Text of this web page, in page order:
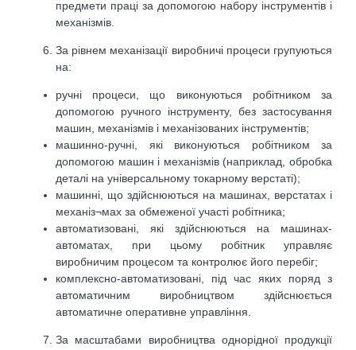
предмети праці за допомогою набору інструментів і
механізмів.
За рівнем механізації виробничі процеси групуються
на:
ручні процеси, що виконуються робітником за
допомогою ручного інструменту, без застосування
машин, механізмів і механізованих інструментів;
машинно-ручні, які виконуються робітником за
допомогою машин і механізмів (наприклад, обробка
деталі на універсальному токарному верстаті);
машинні, що здійснюються на машинах, верстатах і
механіз¬мах за обмеженої участі робітника;
автоматизовані, які здійснюються на машинах-
автоматах, при цьому робітник управляє
виробничим процесом та контролює його перебіг;
комплексно-автоматизовані, під час яких поряд з
автоматичним виробництвом здійснюється
автоматичне оперативне управління.
За масштабами виробництва однорідної продукції